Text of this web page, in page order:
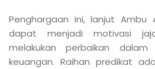
Penghargaan ini, lanjut Ambu
dapat menjadi motivasi
melakukan perbaikan dalam
keuangan. Raihan predikat